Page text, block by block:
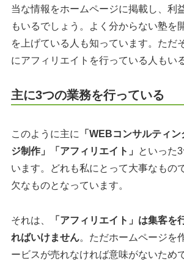
当な情報をホームページに掲載し、利
もいるでしょう。よく分からない塾を
を上げている人も知っています。ただ
にアフィリエイトを行っている人もい
主に3つの業務を行っている
このように主に
「WEBコンサルティ
ジ制作」「アフィリエイト」
といった
います。どれも私にとって大事なもの
欠なものとなっています。
それは、
「アフィリエイト」は集客を
ればいけません。ただホームページを
ービスが売れなければ意味がないため